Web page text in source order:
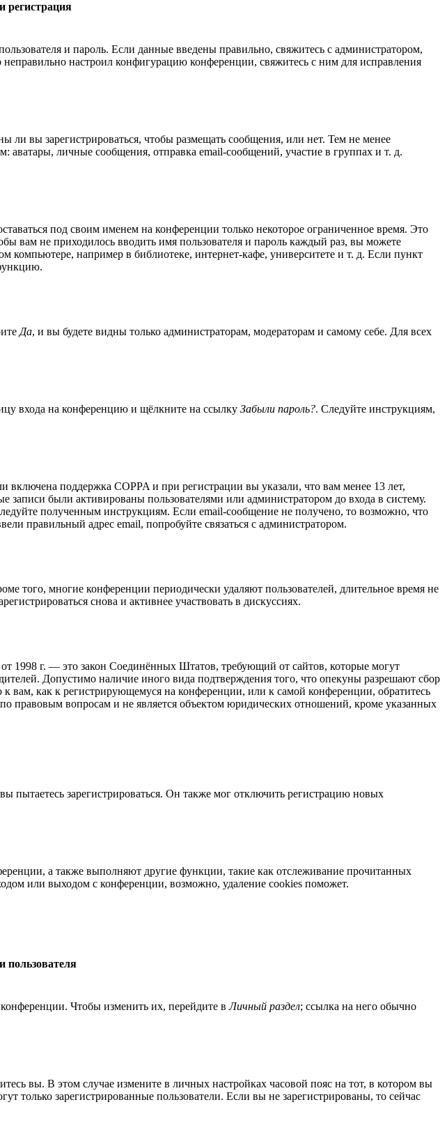
регистрация
и пароль. Если данные введены правильно, свяжитесь с администратором,
настроил конфигурацию конференции, свяжитесь с ним для исправления
ли вы зарегистрироваться, чтобы размещать сообщения, или нет. Тем не менее
личные сообщения, отправка email-сообщений, участие в группах и т. д.
под своим именем на конференции только некоторое ограниченное время. Это
вам не приходилось вводить имя пользователя и пароль каждый раз, вы можете
компьютере, например в библиотеке, интернет-кафе, университете и т. д. Если пункт
Да, и вы будете видны только администраторам, модераторам и самому себе. Для всех
входа на конференцию и щёлкните на ссылку Забыли пароль?. Следуйте инструкциям,
поддержка COPPA и при регистрации вы указали, что вам менее 13 лет,
были активированы пользователями или администратором до входа в систему.
полученным инструкциям. Если email-сообщение не получено, то возможно, что
правильный адрес email, попробуйте связаться с администратором.
того, многие конференции периодически удаляют пользователей, длительное время не
снова и активнее участвовать в дискуссиях.
1998 г. — это закон Соединённых Штатов, требующий от сайтов, которые могут
Допустимо наличие иного вида подтверждения того, что опекуны разрешают сбор
как к регистрирующемуся на конференции, или к самой конференции, обратитесь
правовым вопросам и не является объектом юридических отношений, кроме указанных
пытаетесь зарегистрироваться. Он также мог отключить регистрацию новых
а также выполняют другие функции, такие как отслеживание прочитанных
или выходом с конференции, возможно, удаление cookies поможет.
пользователя
конференции. Чтобы изменить их, перейдите вЛичный раздел; ссылка на него обычно
вы. В этом случае измените в личных настройках часовой пояс на тот, в котором вы
только зарегистрированные пользователи. Если вы не зарегистрированы, то сейчас